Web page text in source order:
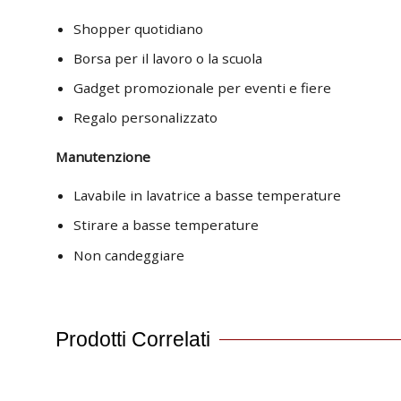
Shopper quotidiano
Borsa per il lavoro o la scuola
Gadget promozionale per eventi e fiere
Regalo personalizzato
Manutenzione
Lavabile in lavatrice a basse temperature
Stirare a basse temperature
Non candeggiare
Prodotti Correlati